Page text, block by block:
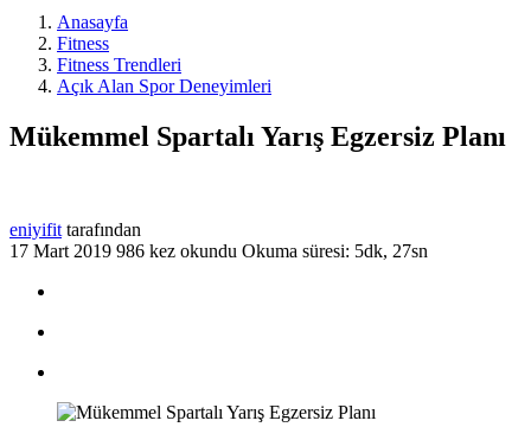
Anasayfa
Fitness
Fitness Trendleri
Açık Alan Spor Deneyimleri
Mükemmel Spartalı Yarış Egzersiz Planı
eniyifit tarafından
17 Mart 2019 986 kez okundu Okuma süresi: 5dk, 27sn